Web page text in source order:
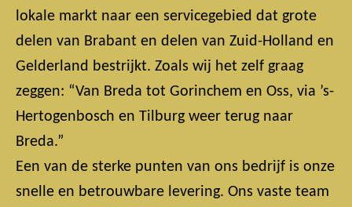
lokale markt naar een servicegebied dat grote
delen van Brabant en delen van Zuid-Holland en
Gelderland bestrijkt. Zoals wij het zelf graag
zeggen: “Van Breda tot Gorinchem en Oss, via ’s-
Hertogenbosch en Tilburg weer terug naar
Breda.”
Een van de sterke punten van ons bedrijf is onze
snelle en betrouwbare levering. Ons vaste team